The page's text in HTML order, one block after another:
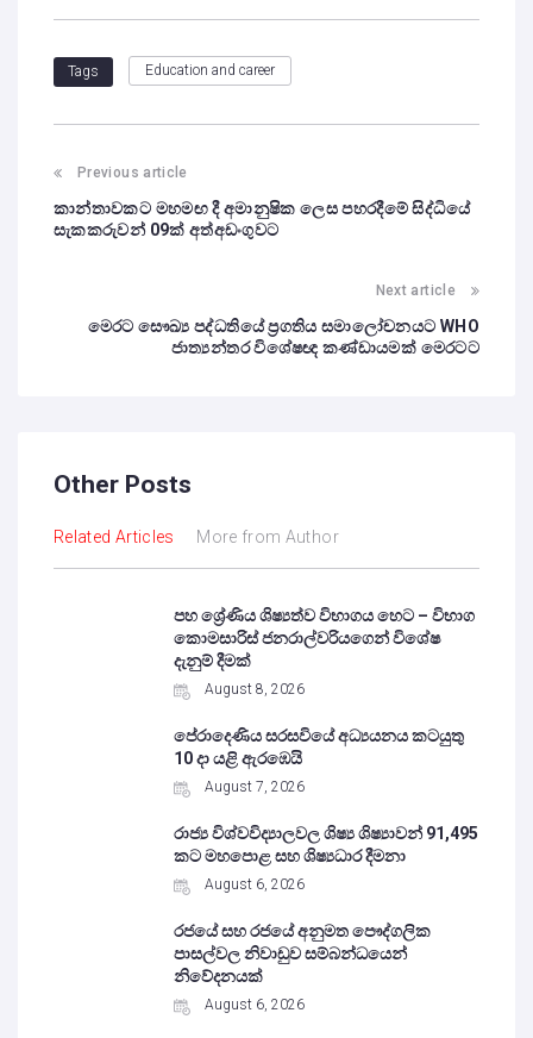
Tags Education and career
Previous article
කාන්තාවකට මහමඟ දී අමානුෂික ලෙස පහරදීමේ සිද්ධියේ
සැකකරුවන් 09ක් අත්අඩංගුවට
Next article
මෙරට සෞඛ්‍ය පද්ධතියේ ප්‍රගතිය සමාලෝචනයට WHO
ජාත්‍යන්තර විශේෂඥ කණ්ඩායමක් මෙරටට
Other Posts
Related Articles More from Author
පහ ශ්‍රේණිය ශිෂ්‍යත්ව විභාගය හෙට – විභාග
කොමසාරිස් ජනරාල්වරියගෙන් විශේෂ
දැනුම් දීමක්
August 8, 2026
පේරාදෙණිය සරසවියේ අධ්‍යයනය කටයුතු
10 දා යළි ඇරඹෙයි
August 7, 2026
රාජ්‍ය විශ්වවිද්‍යාලවල ශිෂ්‍ය ශිෂ්‍යාවන් 91,495
කට මහපොළ සහ ශිෂ්‍යධාර දීමනා
August 6, 2026
රජයේ සහ රජයේ අනුමත පෞද්ගලික
පාසල්වල නිවාඩුව සම්බන්ධයෙන්
නිවේදනයක්
August 6, 2026